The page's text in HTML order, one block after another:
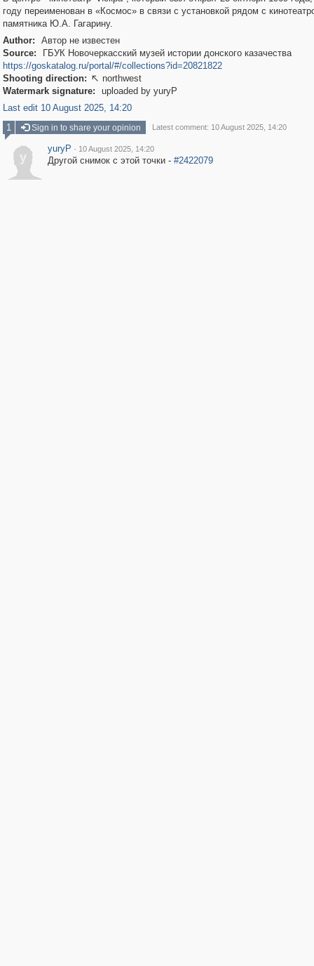
году переименован в «Космос» в связи с установкой рядом с
памятника Ю.А. Гагарину.
Author:
Автор не известен
Source:
ГБУК Новочеркасский музей истории донского казачества
https://goskatalog.ru/portal/#/collections?id=20821822
Shooting direction:  northwest
Watermark signature:
uploaded by yuryP
Last edit 10 August 2025, 14:20
1
Sign in to share your opinion Latest comment: 10 August 2025, 14:20
y
yuryP · 10 August 2025, 14:20
Другой снимок с этой точки - #2422079